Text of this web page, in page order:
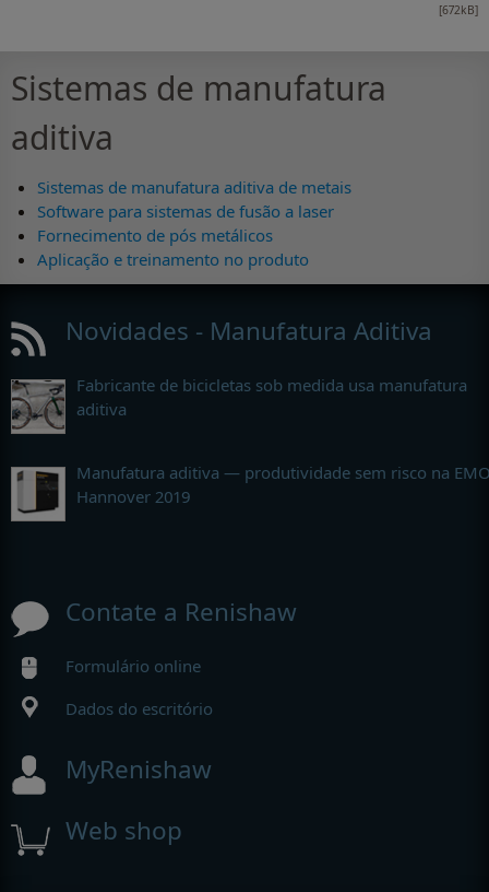
[672kB]
Sistemas de manufatura
aditiva
Sistemas de manufatura aditiva de metais
Software para sistemas de fusão a laser
Fornecimento de pós metálicos
Aplicação e treinamento no produto
Novidades - Manufatura Aditiva
Fabricante de bicicletas sob medida usa manufatura
aditiva
Manufatura aditiva — produtividade sem risco na
Hannover 2019
Contate a Renishaw
Formulário online
Dados do escritório
MyRenishaw
Web shop